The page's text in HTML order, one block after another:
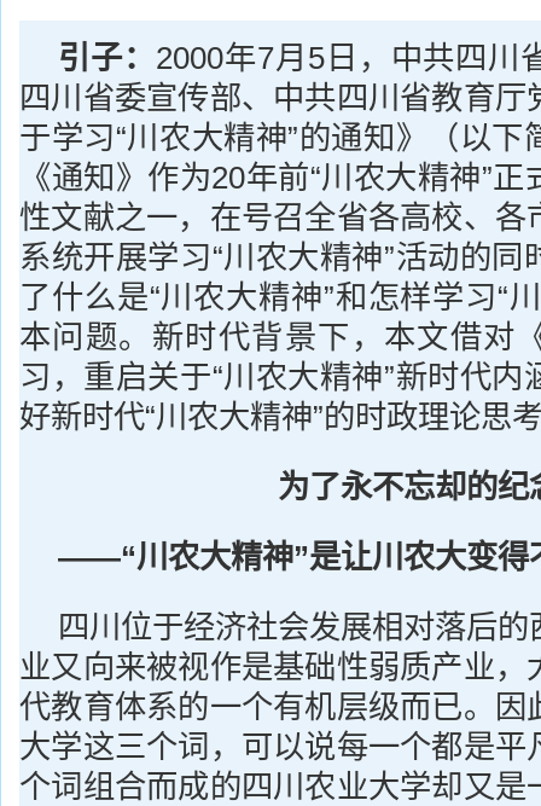
引子： 2000年7月5日，中共四川
四川省委宣传部、中共四川省教育厅
于学习“川农大精神”的通知》（以下
《通知》作为20年前“川农大精神”
性文献之一，在号召全省各高校、各
系统开展学习“川农大精神”活动的同
了什么是“川农大精神”和怎样学习“
本问题。新时代背景下，本文借对
习，重启关于“川农大精神”新时代
好新时代“川农大精神”的时政理论思
为了永不忘却的纪
——“川农大精神”是让川农大变得
四川位于经济社会发展相对落后
业又向来被视作是基础性弱质产业，
代教育体系的一个有机层级而已。因
大学这三个词，可以说每一个都是平
个词组合而成的四川农业大学却又是